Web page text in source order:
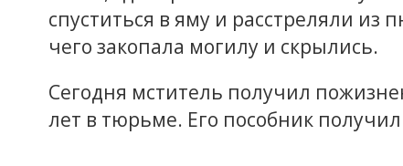
спуститься в яму и расстреляли из
чего закопала могилу и скрылись.
Сегодня мститель получил
лет в тюрьме. Его пособник